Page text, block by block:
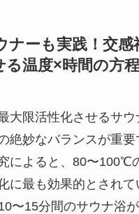
ナーも実践！交感
る温度×時間の方
大限活性化させるサウ
絶妙なバランスが重要
によると、80〜100℃
に最も効果的とされて
〜15分間のサウナ浴